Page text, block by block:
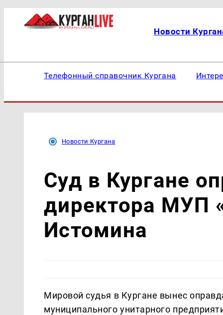
Новости
Телефонный справочник Кургана
Новости Кургана
Суд в Кургане
директора МУП
Истомина
Мировой судья в Кургане вынес
муниципального унитарного